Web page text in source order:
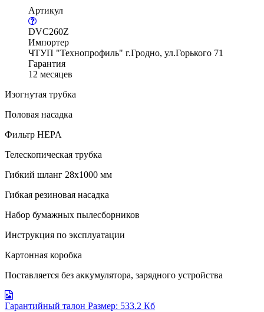
Артикул
DVC260Z
Импортер
ЧТУП "Технопрофиль" г.Гродно, ул.Горького 71
Гарантия
12 месяцев
Изогнутая трубка
Половая насадка
Фильтр HEPA
Телескопическая трубка
Гибкий шланг 28х1000 мм
Гибкая резиновая насадка
Набор бумажных пылесборников
Инструкция по эксплуатации
Картонная коробка
Поставляется без аккумулятора, зарядного устройства
Гарантийный талон Размер: 533.2 Кб